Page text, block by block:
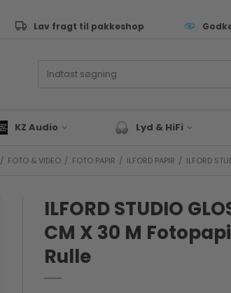
Lav fragt til pakkeshop
KZ Audio
Live Performance
Keyboard & synth
Mix & studie
ALLROUND & VALUE
Lyd & HiFi
Lyd & Hifi tilbehør
Hovedtelefoner
/ FOTO & VIDEO / FOTO PAPIR / ILFORD PAPIR / ILFORD
ILFORD STUDIO
CM X 30 M
Rulle